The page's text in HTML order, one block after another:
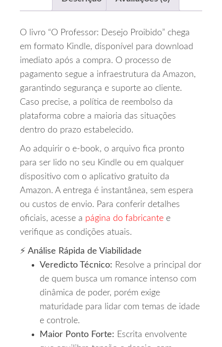
O livro “O Professor: Desejo Proibido” chega
em formato Kindle, disponível para download
imediato após a compra. O processo de
pagamento segue a infraestrutura da Amazon,
garantindo segurança e suporte ao cliente.
Caso precise, a política de reembolso da
plataforma cobre a maioria das situações
dentro do prazo estabelecido.
Ao adquirir o e‑book, o arquivo fica pronto
para ser lido no seu Kindle ou em qualquer
dispositivo com o aplicativo gratuito da
Amazon. A entrega é instantânea, sem espera
ou custos de envio. Para conferir detalhes
oficiais, acesse a página do fabricante e
verifique as condições atuais.
⚡ Análise Rápida de Viabilidade
Veredicto Técnico: Resolve a principal dor
de quem busca um romance intenso com
dinâmica de poder, porém exige
maturidade para lidar com temas de idade
e controle.
Maior Ponto Forte: Escrita envolvente